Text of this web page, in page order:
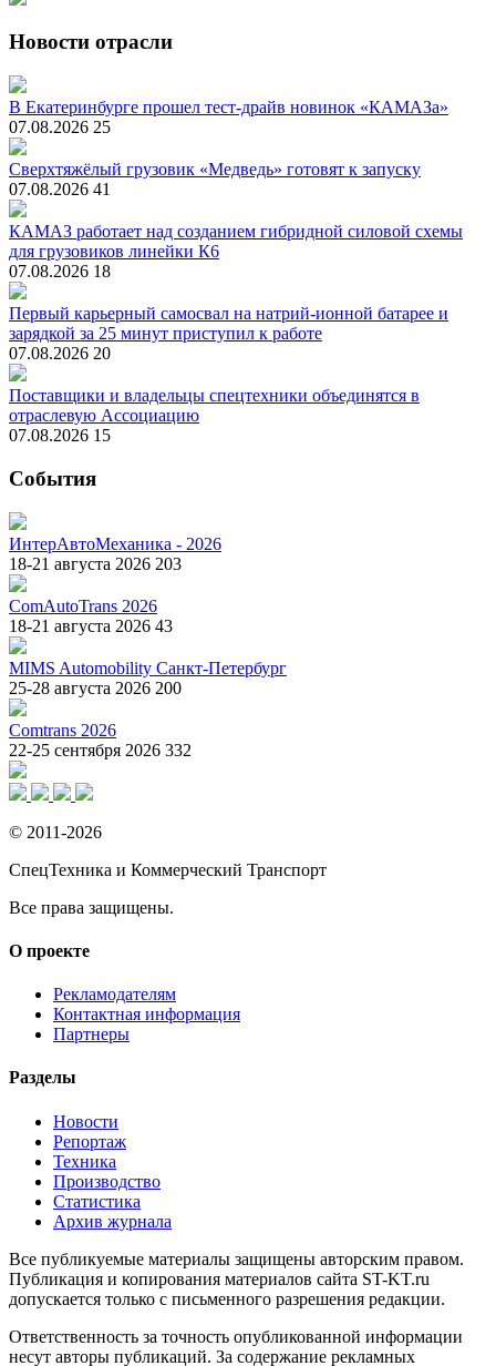
Новости отрасли
В Екатеринбурге прошел тест-драйв новинок «КАМАЗа»
07.08.2026 25
Сверхтяжёлый грузовик «Медведь» готовят к запуску
07.08.2026 41
КАМАЗ работает над созданием гибридной силовой схемы
для грузовиков линейки К6
07.08.2026 18
Первый карьерный самосвал на натрий-ионной батарее и
зарядкой за 25 минут приступил к работе
07.08.2026 20
Поставщики и владельцы спецтехники объединятся в
отраслевую Ассоциацию
07.08.2026 15
События
ИнтерАвтоМеханика - 2026
18-21 августа 2026 203
ComAutoTrans 2026
18-21 августа 2026 43
MIMS Automobility Санкт-Петербург
25-28 августа 2026 200
Comtrans 2026
22-25 сентября 2026 332
© 2011-2026
СпецТехника и Коммерческий Транспорт
Все права защищены.
О проекте
Рекламодателям
Контактная информация
Партнеры
Разделы
Новости
Репортаж
Техника
Производство
Статистика
Архив журнала
Все публикуемые материалы защищены авторским правом.
Публикация и копирования материалов сайта ST-KT.ru
допускается только с письменного разрешения редакции.
Ответственность за точность опубликованной информации
несут авторы публикаций. За содержание рекламных